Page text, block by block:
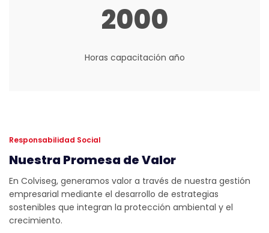
2000
Horas capacitación año
Responsabilidad Social
Nuestra Promesa de Valor
En Colviseg, generamos valor a través de nuestra gestión
empresarial mediante el desarrollo de estrategias
sostenibles que integran la protección ambiental y el
crecimiento.